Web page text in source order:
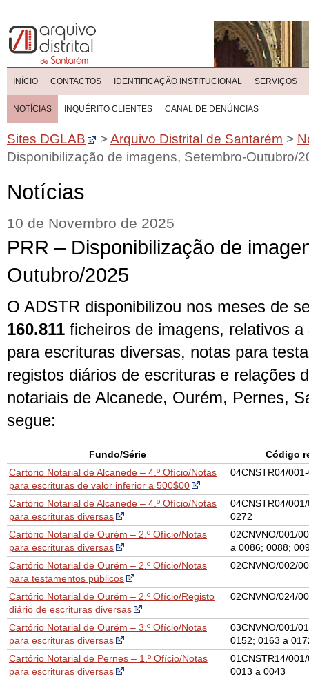
INÍCIO CONTACTOS IDENTIFICAÇÃO INSTITUCIONAL SERVIÇOS
NOTÍCIAS INQUÉRITO CLIENTES CANAL DE DENÚNCIAS
Sites DGLAB >Arquivo Distrital de Santarém >
Disponibilização de imagens, Setembro-Outubro/
Notícias
10 de Novembro de 2025
PRR – Disponibilização de
Outubro/2025
O ADSTR disponibilizou nos meses de
160.811 ficheiros de imagens, relativos a
para escrituras diversas, notas para
registos diários de escrituras e relações
notariais de Alcanede, Ourém, Pernes,
segue:
Fundo/Série
Código
Cartório Notarial de Alcanede – 4.º Ofício/Notas
para escrituras de valor inferior a 500$00
04CNSTR04/
Cartório Notarial de Alcanede – 4.º Ofício/Notas
para escrituras diversas
04CNSTR04/
0272
Cartório Notarial de Ourém – 2.º Ofício/Notas
para escrituras diversas
02CNVNO/001/
a 0086; 0088;
Cartório Notarial de Ourém – 2.º Ofício/Notas
para testamentos públicos
02CNVNO/002/
Cartório Notarial de Ourém – 2.º Ofício/Registo
diário de escrituras diversas
02CNVNO/024/
Cartório Notarial de Ourém – 3.º Ofício/Notas
para escrituras diversas
03CNVNO/001/
0152; 0163 a
Cartório Notarial de Pernes – 1.º Ofício/Notas
para escrituras diversas
01CNSTR14/
0013 a 0043